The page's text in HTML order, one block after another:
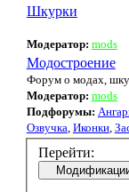
Шкурки
Модератор: mods
Модостроение
Форум о модах,
Модератор: mods
Подфорумы:
Озвучка, Иконки,
Перейти: